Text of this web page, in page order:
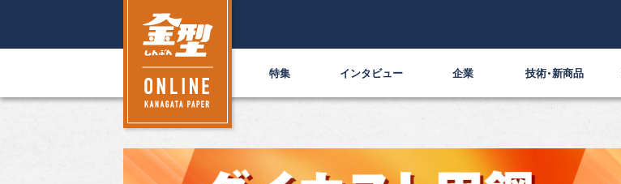
特集 インタビュー 企業 技術・新商品